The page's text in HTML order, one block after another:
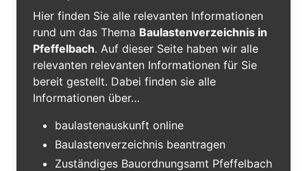
Hier finden Sie alle relevanten Informationen
rund um das Thema Baulastenverzeichnis in
Pfeffelbach. Auf dieser Seite haben wir alle
relevanten relevanten Informationen für Sie
bereit gestellt. Dabei finden sie alle
Informationen über…
baulastenauskunft online
Baulastenverzeichnis beantragen
Zuständiges Bauordnungsamt Pfeffelbach